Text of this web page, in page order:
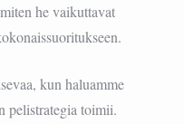
he vaikuttavat
kun haluamme
pelistrategia toimii.